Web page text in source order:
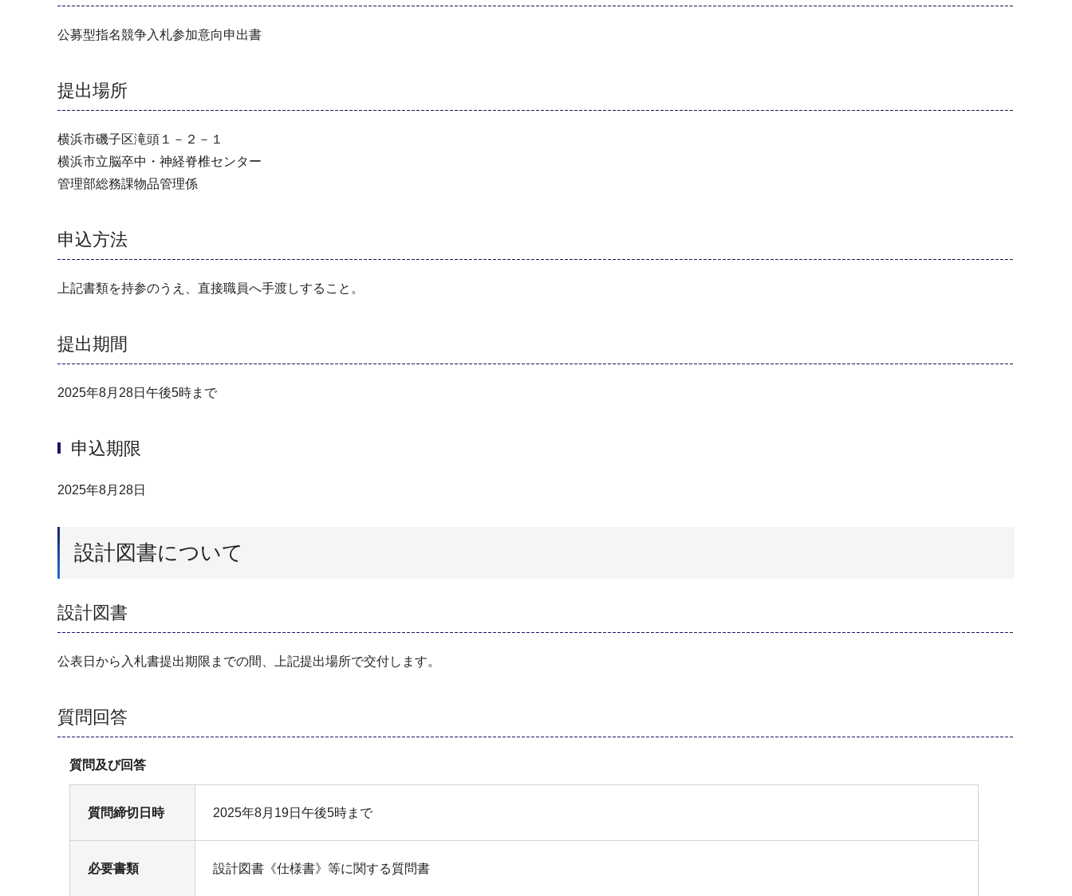
公募型指名競争入札参加意向申出書
提出場所
横浜市磯子区滝頭１－２－１
横浜市立脳卒中・神経脊椎センター
管理部総務課物品管理係
申込方法
上記書類を持参のうえ、直接職員へ手渡しすること。
提出期間
2025年8月28日午後5時まで
申込期限
2025年8月28日
設計図書について
設計図書
公表日から入札書提出期限までの間、上記提出場所で交付します。
質問回答
質問及び回答
質問締切日時 2025年8月19日午後5時まで
必要書類 設計図書《仕様書》等に関する質問書